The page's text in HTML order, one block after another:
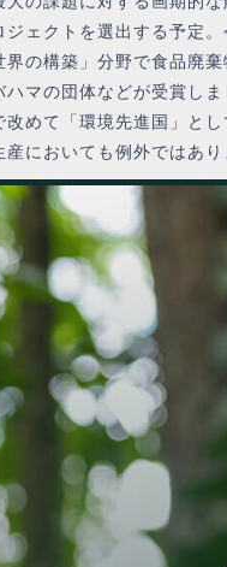
ェクトを選出する予定
の構築」分野で食品廃
マの団体などが受賞しま
めて「環境先進国」と
においても例外ではあ